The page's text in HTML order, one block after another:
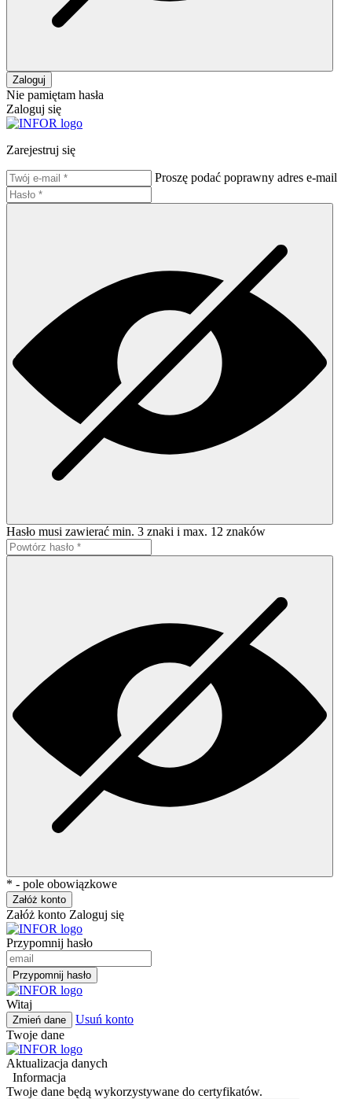
Zaloguj
Nie pamiętam hasła
Zaloguj się
Zarejestruj się
Proszę podać poprawny adres e-mail
Hasło musi zawierać min. 3 znaki i max. 12 znaków
* - pole obowiązkowe
Załóż konto
Załóż konto Zaloguj się
Przypomnij hasło
Przypomnij hasło
Witaj
Zmień dane
Usuń konto
Twoje dane
Aktualizacja danych
Informacja
Twoje dane będą wykorzystywane do certyfikatów.